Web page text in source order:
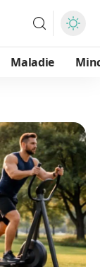
Maladie